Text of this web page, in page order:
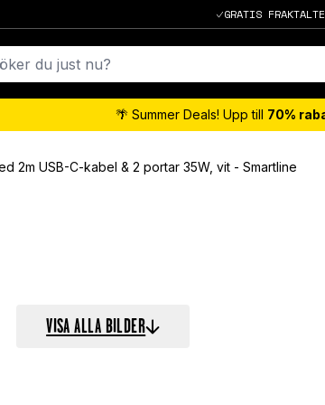
GRATIS
🌴 Summer Deals! Upp till 70%
2m USB-C-kabel & 2 portar 35W, vit - Smartline
VISA ALLA BILDER